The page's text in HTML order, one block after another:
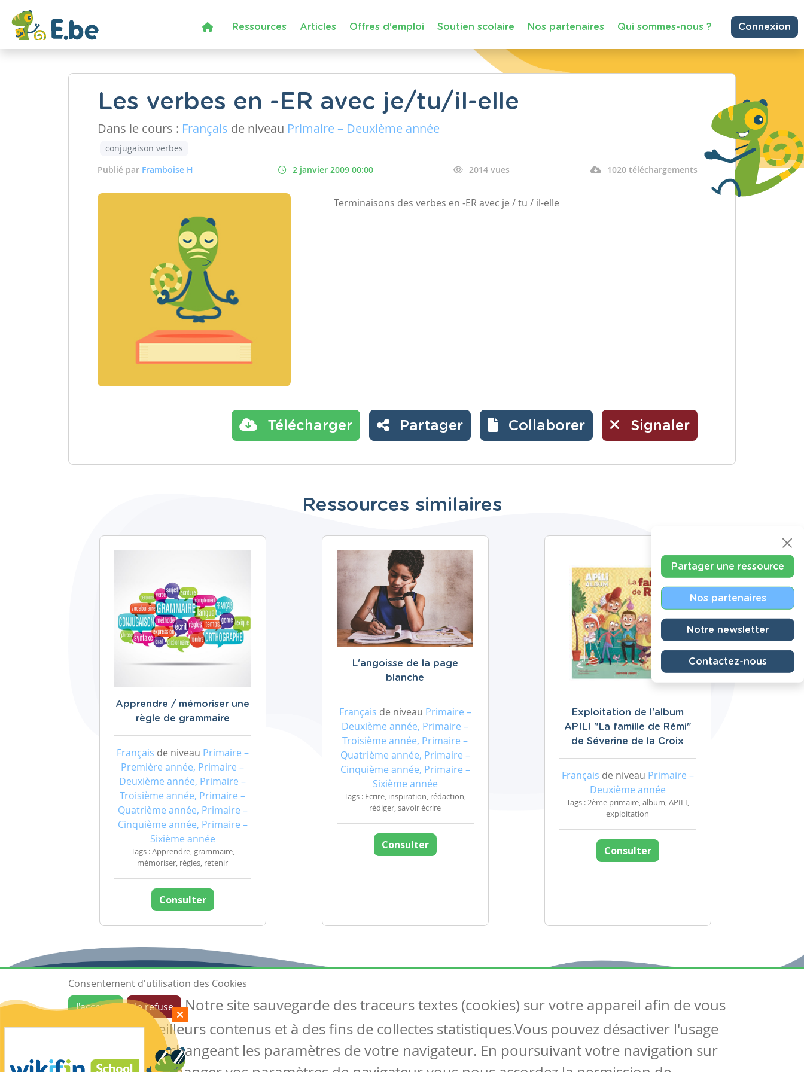
Ressources Articles Offres d'emploi Soutien scolaire Nos partenaires Qui sommes-nous ? Connexion
Les verbes en -ER avec je/tu/il-elle
Dans le cours : Français de niveau Primaire – Deuxième année
conjugaison verbes
Publié par Framboise H 2 janvier 2009 00:00 2014 vues 1020 téléchargements
Terminaisons des verbes en -ER avec je / tu / il-elle
Télécharger Partager Collaborer Signaler
Ressources similaires
Apprendre / mémoriser une
règle de grammaire
Français de niveau Primaire –
Première année, Primaire –
Deuxième année, Primaire –
Troisième année, Primaire –
Quatrième année, Primaire –
Cinquième année, Primaire –
Sixième année
Tags : Apprendre, grammaire,
mémoriser, règles, retenir
Consulter
L'angoisse de la page
blanche
Français de niveau Primaire –
Deuxième année, Primaire –
Troisième année, Primaire –
Quatrième année, Primaire –
Cinquième année, Primaire –
Sixième année
Tags : Ecrire, inspiration, rédaction,
rédiger, savoir écrire
Consulter
Exploitation de l'album
APILI "La famille de Rémi"
de Séverine de la Croix
Français de niveau Primaire –
Deuxième année
Tags : 2ème primaire, album, APILI,
exploitation
Consulter
Partager une ressource
Nos partenaires
Notre newsletter
Contactez-nous
Ressources
Les ressources
Créer une ressource
Mes ressources
Articles
Tous les articles
Articles DYS
Suivez-nous
Contactez-nous
Soutien scolaire
Consentement d'utilisation des Cookies
J'accepte
Je refuse
Notre site sauvegarde des traceurs textes (cookies) sur votre appareil afin de vous
garantir de meilleurs contenus et à des fins de collectes statistiques.Vous pouvez désactiver l'usage
des cookies en changeant les paramètres de votre navigateur. En poursuivant votre navigation sur